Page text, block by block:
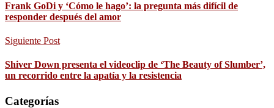
Frank GoDi y ‘Cómo le hago’: la pregunta más difícil de
responder después del amor
Siguiente Post
Shiver Down presenta el videoclip de ‘The Beauty of Slumber’,
un recorrido entre la apatía y la resistencia
Categorías